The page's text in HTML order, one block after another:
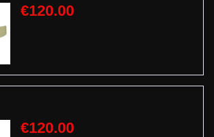
€120.00
€120.00